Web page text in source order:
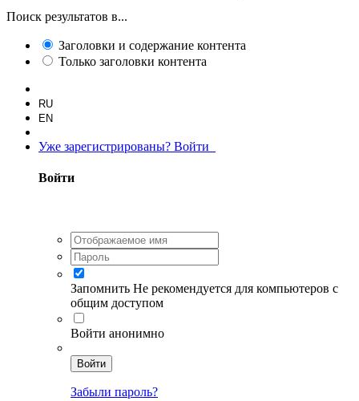
Поиск результатов в...
Заголовки и содержание контента
Только заголовки контента
RU
EN
Уже зарегистрированы? Войти
Войти
Запомнить Не рекомендуется для компьютеров с
общим доступом
Войти анонимно
Войти
Забыли пароль?